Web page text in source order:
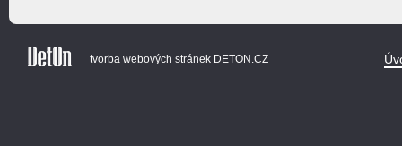
tvorba webových stránek DETON.CZ